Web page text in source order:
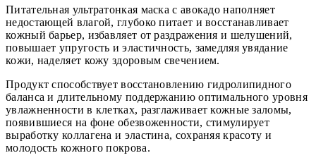
Питательная ультратонкая маска с авокадо наполняет
недостающей влагой, глубоко питает и восстанавливает
кожный барьер, избавляет от раздражения и шелушений,
повышает упругость и эластичность, замедляя увядание
кожи, наделяет кожу здоровым свечением.
Продукт способствует восстановлению гидролипидного
баланса и длительному поддержанию оптимального уровня
увлажненности в клетках, разглаживает кожные заломы,
появившиеся на фоне обезвоженности, стимулирует
выработку коллагена и эластина, сохраняя красоту и
молодость кожного покрова.